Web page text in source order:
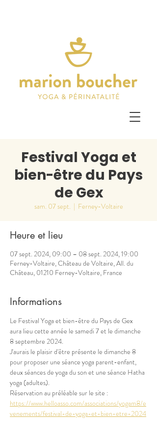
Festival Yoga et
bien-être du Pays
de Gex
sam. 07 sept.
  |
Ferney-Voltaire
Heure et lieu
07 sept. 2024, 09:00 – 08 sept. 2024, 19:00
Ferney-Voltaire, Château de Voltaire, All. du
Château, 01210 Ferney-Voltaire, France
Informations
Le Festival Yoga et bien-être du Pays de Gex
aura lieu cette année le samedi 7 et le dimanche
8 septembre 2024.
J'aurais le plaisir d'être présente le dimanche 8
pour proposer une séance yoga parent-enfant,
deux séances de yoga du son et une séance Hatha
yoga (adultes).
Réservation au préléable sur le site :
https://www.helloasso.com/associations/yogam8/e
venements/festival-de-yoga-et-bien-etre-2024